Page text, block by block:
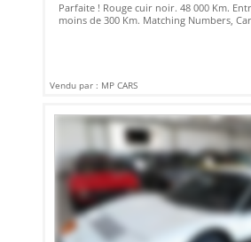
Parfaite ! Rouge cuir noir. 48 000 Km.
moins de 300 Km. Matching Numbers,
Vendu par : MP CARS